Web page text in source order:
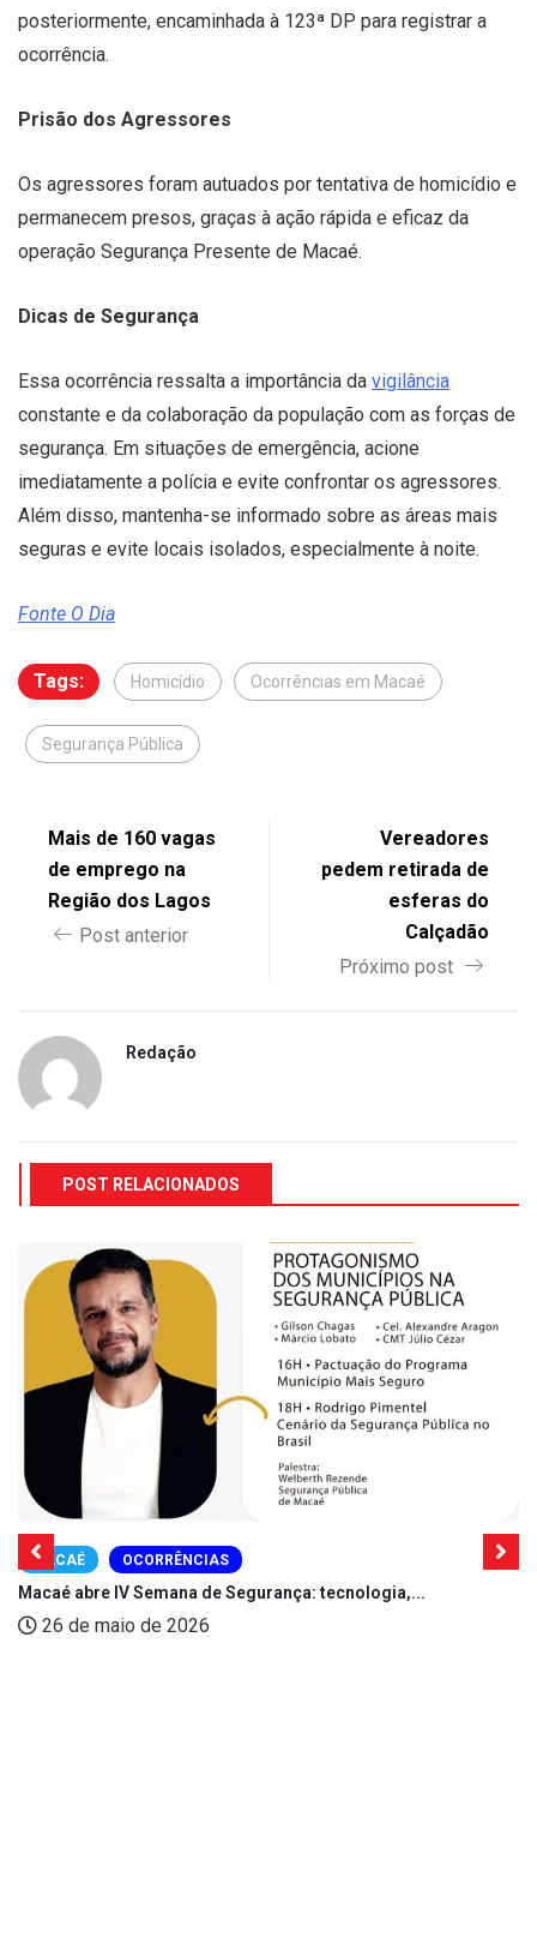
posteriormente, encaminhada à 123ª DP para registrar a
ocorrência.
Prisão dos Agressores
Os agressores foram autuados por tentativa de homicídio e
permanecem presos, graças à ação rápida e eficaz da
operação Segurança Presente de Macaé.
Dicas de Segurança
Essa ocorrência ressalta a importância da vigilância
constante e da colaboração da população com as forças de
segurança. Em situações de emergência, acione
imediatamente a polícia e evite confrontar os agressores.
Além disso, mantenha-se informado sobre as áreas mais
seguras e evite locais isolados, especialmente à noite.
Fonte O Dia
Tags: Homicídio Ocorrências em Macaé
Segurança Pública
Mais de 160 vagas
de emprego na
Região dos Lagos
Post anterior
Vereadores
pedem retirada de
esferas do
Calçadão
Próximo post
Redação
POST RELACIONADOS
MACAÉ OCORRÊNCIAS
Macaé abre IV Semana de Segurança: tecnologia,...
26 de maio de 2026